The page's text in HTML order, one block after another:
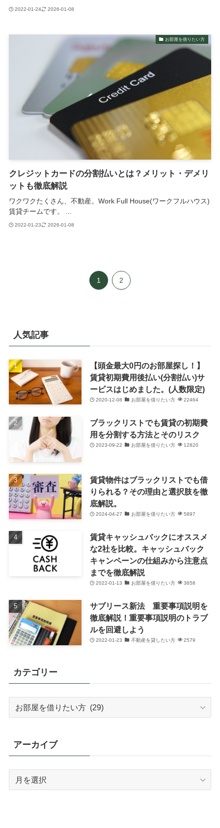
2022-01-24 2026-01-08
お部屋を借りたい方
クレジットカードの分割払いとは？メリット・デメリ
ットも徹底解説
ワクワクたくさん、不動産。Work Full House(ワークフルハウス)
賃貸チームです。 ...
2022-01-23 2026-01-08
1 2
人気記事
【頭金最大0円のお部屋探し！】
賃貸初期費用後払い(分割払い)サ
ービスはじめました。(人数限定)
2020-12-08 お部屋を借りたい方 22464
ブラックリストでも賃貸の初期費
用を分割する方法とそのリスク
2023-09-22 お部屋を借りたい方 12820
賃貸物件はブラックリストでも借
りられる？その理由と選択肢を徹
底解説。
2024-04-27 お部屋を借りたい方 5897
賃貸キャッシュバックにオススメ
な2社を比較。キャッシュバック
キャンペーンの仕組みから注意点
までを徹底解説
2022-01-13 お部屋を借りたい方 3658
サブリース新法 重要事項説明を
徹底解説！重要事項説明のトラブ
ルを回避しよう
2022-01-23 不動産を貸したい方 2579
カテゴリー
リ
ー
アーカイブ